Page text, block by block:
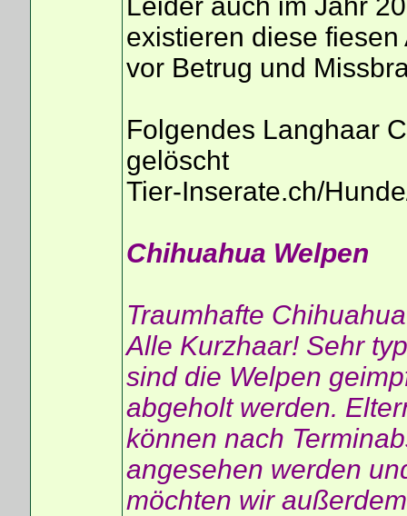
existieren diese
vor Betrug und
Folgendes Langhaar
gelöscht
Tier-Inserate.ch/
Chihuahua Welpen
Traumhafte
Alle Kurzhaar! Sehr
sind die Welpen
abgeholt werden.
können nach
angesehen werden
möchten wir